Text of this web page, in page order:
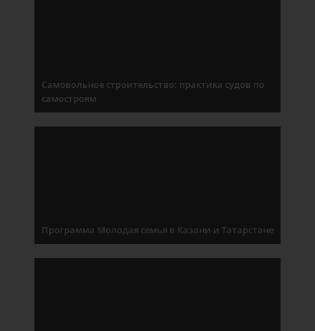
Самовольное строительство: практика судов по
самостроям
Программа Молодая семья в Казани и Татарстане